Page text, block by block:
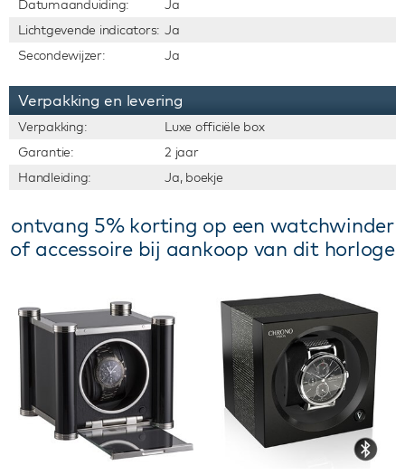
Datumaanduiding:
Ja
Lichtgevende indicators: Ja
Secondewijzer:
Ja
Verpakking en levering
Verpakking:
Luxe officiële box
Garantie:
2 jaar
Handleiding:
Ja, boekje
ontvang 5% korting op een watchwinder
of accessoire bij aankoop van dit horloge